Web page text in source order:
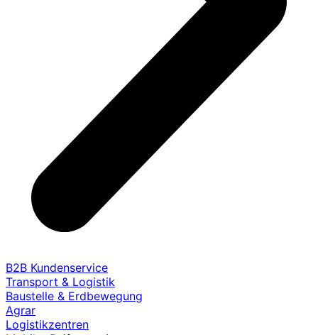
B2B Kundenservice
Transport & Logistik
Baustelle & Erdbewegung
Agrar
Logistikzentren